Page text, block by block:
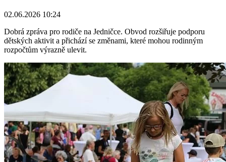
02.06.2026 10:24
Dobrá zpráva pro rodiče na Jedničce. Obvod rozšiřuje podporu
dětských aktivit a přichází se změnami, které mohou rodinným
rozpočtům výrazně ulevit.